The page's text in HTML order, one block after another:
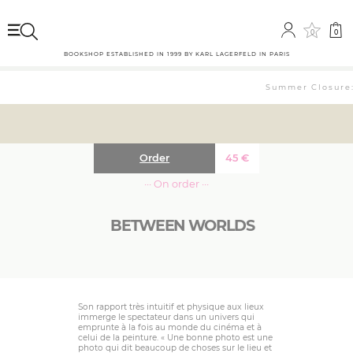
0 0
BOOKSHOP ESTABLISHED IN 1999 BY KARL LAGERFELD IN PARIS
Summer
BETWEEN WORLDS
45 €
Order
··· On order ···
Son rapport très intuitif et physique aux lieux
immerge le spectateur dans un univers qui
emprunte à la fois au monde du cinéma et à
celui de la peinture. « Une bonne photo est une
photo qui dit beaucoup de choses sur le lieu et